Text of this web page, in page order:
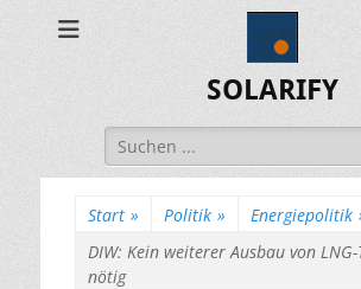
SOLARIFY
Suchen
nach:
Start » Politik » Energiepolitik
DIW: Kein weiterer Ausbau von
nötig